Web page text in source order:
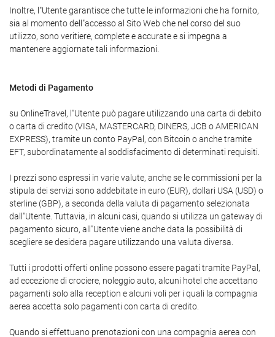
Inoltre, l"Utente garantisce che tutte le informazioni che ha fornito,
sia al momento dell"accesso al Sito Web che nel corso del suo
utilizzo, sono veritiere, complete e accurate e si impegna a
mantenere aggiornate tali informazioni.
Metodi di Pagamento
su OnlineTravel, l"Utente può pagare utilizzando una carta di debito
o carta di credito (VISA, MASTERCARD, DINERS, JCB o AMERICAN
EXPRESS), tramite un conto PayPal, con Bitcoin o anche tramite
EFT, subordinatamente al soddisfacimento di determinati requisiti.
I prezzi sono espressi in varie valute, anche se le commissioni per la
stipula dei servizi sono addebitate in euro (EUR), dollari USA (USD) o
sterline (GBP), a seconda della valuta di pagamento selezionata
dall"Utente. Tuttavia, in alcuni casi, quando si utilizza un gateway di
pagamento sicuro, all"Utente viene anche data la possibilità di
scegliere se desidera pagare utilizzando una valuta diversa.
Tutti i prodotti offerti online possono essere pagati tramite PayPal,
ad eccezione di crociere, noleggio auto, alcuni hotel che accettano
pagamenti solo alla reception e alcuni voli per i quali la compagnia
aerea accetta solo pagamenti con carta di credito.
Quando si effettuano prenotazioni con una compagnia aerea con